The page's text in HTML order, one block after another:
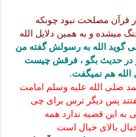
قرآن مصلحت نبود چونکه
میشده و به همین دلایل الله
گوید الله به رسولش گفته من
در حدیث بگو ، فرقش چیست
الله هم نمیگفت.
صلی الله علیه وسلم امامت
گفتند پس دیگر ترس برای چی
این قضیه ندارد همه
بالای خیال است